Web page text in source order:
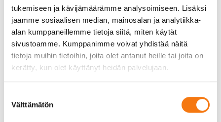
tukemiseen ja kävijämäärämme analysoimiseen. Lisäksi
jaamme sosiaalisen median, mainosalan ja analytiikka-
alan kumppaneillemme tietoja siitä, miten käytät
sivustoamme. Kumppanimme voivat yhdistää näitä
tietoja muihin tietoihin, joita olet antanut heille tai joita on
kerätty, kun olet käyttänyt heidän palvelujaan.
valinta
Välttämätön
vilkkaasti liikennöidyille teille tarvitaan
kestävämpää mursketta kuin kevyen liikenteen
väylille.
Kalliomurske toimitus on myös tärkeä osa
valintaprosessia. On varmistettava, että murske